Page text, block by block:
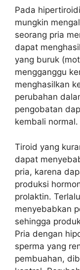
Pada
mungkin
seorang pria
dapat
yang buruk
mengganggu
menghasilkan
perubahan
pengobatan
kembali normal.
Tiroid yang
dapat
pria, karena
produksi
prolaktin.
menyebabkan
sehingga
Pria dengan
sperma yang
pembuahan,